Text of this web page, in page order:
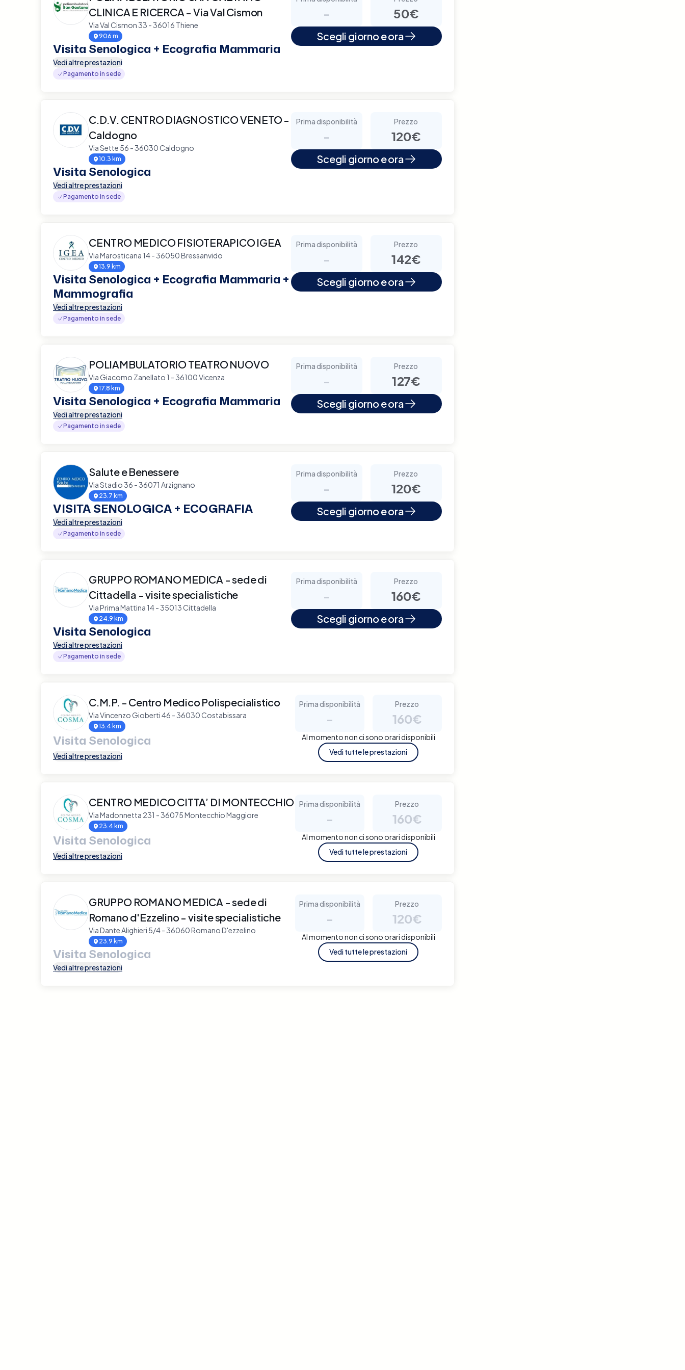
CLINICA E RICERCA - Via Val Cismon
Via Val Cismon 33 - 36016 Thiene
906 m
Visita Senologica + Ecografia Mammaria
Vedi altre prestazioni
Pagamento in sede
- 50€
Scegli giorno e ora
C.D.V. CENTRO DIAGNOSTICO VENETO -
Caldogno
Via Sette 56 - 36030 Caldogno
10.3 km
Visita Senologica
Vedi altre prestazioni
Pagamento in sede
Prima disponibilità
-
Prezzo
120€
Scegli giorno e ora
CENTRO MEDICO FISIOTERAPICO IGEA
Via Marosticana 14 - 36050 Bressanvido
13.9 km
Visita Senologica + Ecografia Mammaria +
Mammografia
Vedi altre prestazioni
Pagamento in sede
Prima disponibilità
-
Prezzo
142€
Scegli giorno e ora
POLIAMBULATORIO TEATRO NUOVO
Via Giacomo Zanellato 1 - 36100 Vicenza
17.8 km
Visita Senologica + Ecografia Mammaria
Vedi altre prestazioni
Pagamento in sede
Prima disponibilità
-
Prezzo
127€
Scegli giorno e ora
Salute e Benessere
Via Stadio 36 - 36071 Arzignano
23.7 km
VISITA SENOLOGICA + ECOGRAFIA
Vedi altre prestazioni
Pagamento in sede
Prima disponibilità
-
Prezzo
120€
Scegli giorno e ora
GRUPPO ROMANO MEDICA - sede di
Cittadella - visite specialistiche
Via Prima Mattina 14 - 35013 Cittadella
24.9 km
Visita Senologica
Vedi altre prestazioni
Pagamento in sede
Prima disponibilità
-
Prezzo
160€
Scegli giorno e ora
C.M.P. - Centro Medico Polispecialistico
Via Vincenzo Gioberti 46 - 36030 Costabissara
13.4 km
Visita Senologica
Vedi altre prestazioni
Prima disponibilità
-
Prezzo
160€
Al momento non ci sono orari disponibili
Vedi tutte le prestazioni
CENTRO MEDICO CITTA’ DI MONTECCHIO
Via Madonnetta 231 - 36075 Montecchio Maggiore
23.4 km
Visita Senologica
Vedi altre prestazioni
Prima disponibilità
-
Prezzo
160€
Al momento non ci sono orari disponibili
Vedi tutte le prestazioni
GRUPPO ROMANO MEDICA - sede di
Romano d'Ezzelino - visite specialistiche
Via Dante Alighieri 5/4 - 36060 Romano D'ezzelino
23.9 km
Visita Senologica
Vedi altre prestazioni
Prima disponibilità
-
Prezzo
120€
Al momento non ci sono orari disponibili
Vedi tutte le prestazioni